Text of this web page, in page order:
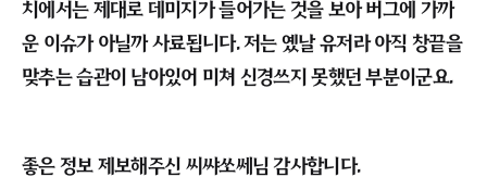
위에서도 말했지만, 막연하게 알고만 있다가 이렇게 직접
실험으로 알아보니 굉장히 새롭게 느껴지는군요.